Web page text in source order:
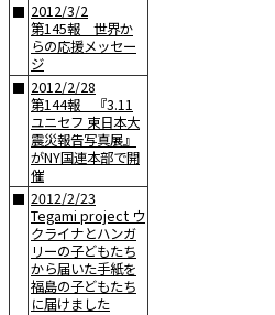
■ 2012/3/2
第145報 世界か
らの応援メッセー
ジ
■ 2012/2/28
第144報 『3.11
ユニセフ 東日本大
震災報告写真展』
がNY国連本部で開
催
■ 2012/2/23
Tegami project ウ
クライナとハンガ
リーの子どもたち
から届いた手紙を
福島の子どもたち
に届けました